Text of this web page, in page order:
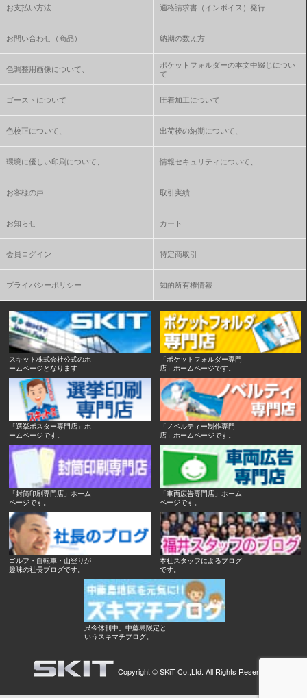
お支払い方法 適格請求書（インボイス）発行
お問い合わせ（商品） 納期の数え方
色調整用画像について、
ポケットフォルダーの本文中綴じについ
て
ゴーストについて 圧着加工について
色校正について、 出荷後の納期について、
環境に優しい印刷について、 情報セキュリティについて、
お客様の声 取引実績
お知らせ カート
会員ログイン 特定商取引
プライバシーポリシー 知的所有権情報
スキット株式会社公式のホ
ームページとなります
「ポケットフォルダー専門
店」ホームページです。
「選挙ポスター専門店」ホ
ームページです。
「ノベルティー制作専門
店」ホームページです。
「封筒印刷専門店」ホーム
ページです。
「車両広告専門店」ホーム
ページです。
ゴルフ・自転車・山登りが
趣味の社長ブログです。
本社スタッフによるブログ
です。
只今休刊中。中藤島限定と
いうスキマチブログ。
Copyright ©SKiT Co.,Ltd. All Rights Reserved.